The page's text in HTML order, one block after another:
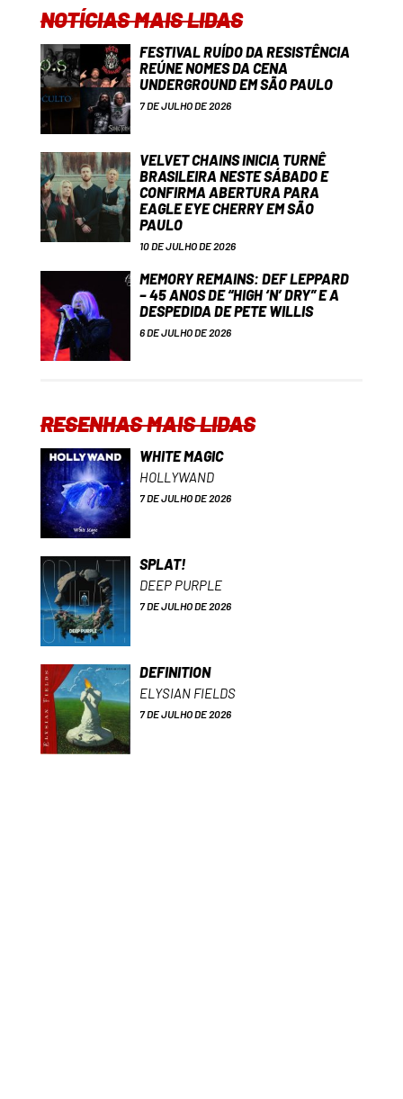
NOTÍCIAS MAIS LIDAS
FESTIVAL RUÍDO DA RESISTÊNCIA
REÚNE NOMES DA CENA
UNDERGROUND EM SÃO PAULO
7 DE JULHO DE 2026
VELVET CHAINS INICIA TURNÊ
BRASILEIRA NESTE SÁBADO E
CONFIRMA ABERTURA PARA
EAGLE EYE CHERRY EM SÃO
PAULO
10 DE JULHO DE 2026
MEMORY REMAINS: DEF LEPPARD
– 45 ANOS DE “HIGH ‘N’ DRY” E A
DESPEDIDA DE PETE WILLIS
6 DE JULHO DE 2026
RESENHAS MAIS LIDAS
WHITE MAGIC
HOLLYWAND
7 DE JULHO DE 2026
SPLAT!
DEEP PURPLE
7 DE JULHO DE 2026
DEFINITION
ELYSIAN FIELDS
7 DE JULHO DE 2026